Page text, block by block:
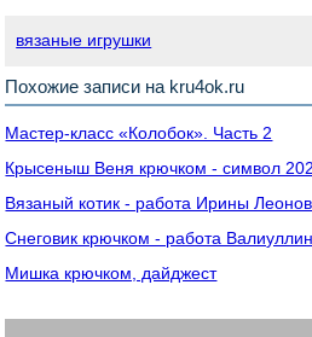
вязаные игрушки
Похожие записи на kru4ok.ru
Мастер-класс «Колобок». Часть 2
Крысеныш Веня крючком - символ
Вязаный котик - работа Ирины
Снеговик крючком - работа
Мишка крючком, дайджест